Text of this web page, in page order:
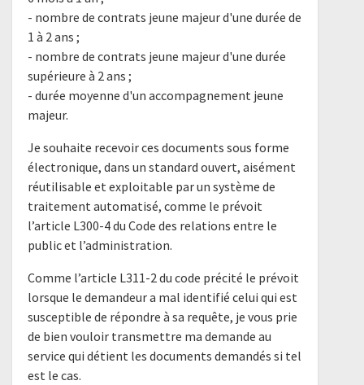
- nombre de contrats jeune majeur d'une durée de
1 à 2 ans ;
- nombre de contrats jeune majeur d'une durée
supérieure à 2 ans ;
- durée moyenne d'un accompagnement jeune
majeur.
Je souhaite recevoir ces documents sous forme
électronique, dans un standard ouvert, aisément
réutilisable et exploitable par un système de
traitement automatisé, comme le prévoit
l’article L300-4 du Code des relations entre le
public et l’administration.
Comme l’article L311-2 du code précité le prévoit
lorsque le demandeur a mal identifié celui qui est
susceptible de répondre à sa requête, je vous prie
de bien vouloir transmettre ma demande au
service qui détient les documents demandés si tel
est le cas.